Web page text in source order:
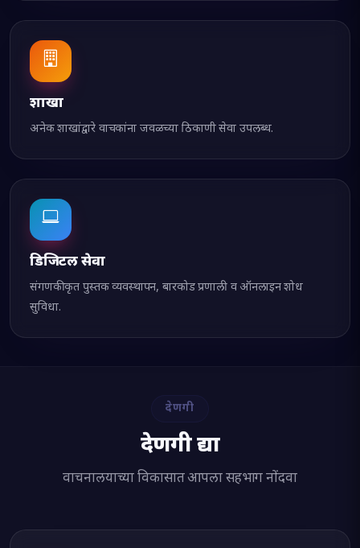
शाखा
अनेक शाखांद्वारे वाचकांना जवळच्या ठिकाणी सेवा उपलब्ध.
डिजिटल सेवा
संगणकीकृत पुस्तक व्यवस्थापन, बारकोड प्रणाली व ऑनलाइन शोध
सुविधा.
देणगी
देणगी द्या
वाचनालयाच्या विकासात आपला सहभाग नोंदवा